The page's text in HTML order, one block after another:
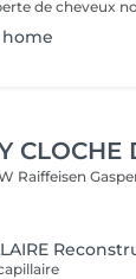
CLOCHE
Raiffeisen